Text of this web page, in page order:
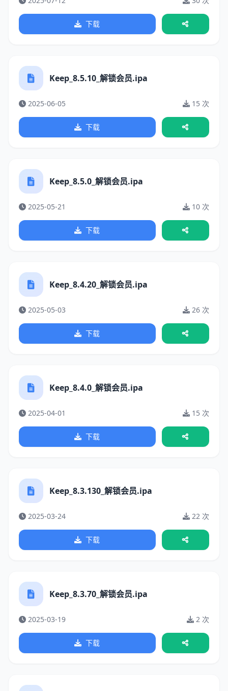
下载
Keep_8.5.10_解锁会员.ipa
2025-06-05 15 次
下载
Keep_8.5.0_解锁会员.ipa
2025-05-21 10 次
下载
Keep_8.4.20_解锁会员.ipa
2025-05-03 26 次
下载
Keep_8.4.0_解锁会员.ipa
2025-04-01 15 次
下载
Keep_8.3.130_解锁会员.ipa
2025-03-24 22 次
下载
Keep_8.3.70_解锁会员.ipa
2025-03-19 2 次
下载